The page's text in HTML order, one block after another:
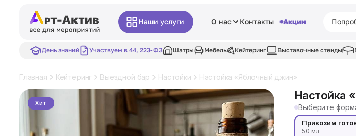
Наши услуги О нас Контакты Акции
День знаний Участвуем в 44, 223-ФЗ Шатры Мебель Кейтеринг Выставочные стенды
Главная Кейтеринг Выездной бар Настойки Настойка «Яблочный джин»
Хит
Настойка
Выберите
Привозим
50 мл